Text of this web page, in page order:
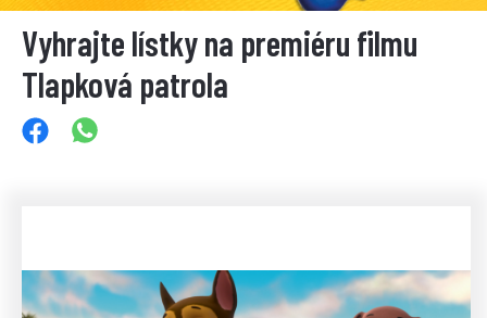
Vyhrajte lístky na premiéru filmu
Tlapková patrola